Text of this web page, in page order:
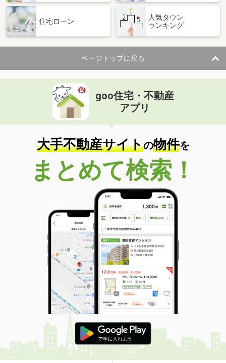
住宅ローン
人気タウン
ランキング
ページトップに戻る
goo住宅・不動産
アプリ
大手不動産サイトの物件を
まとめて検索！